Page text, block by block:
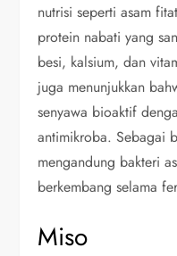
nutrisi seperti asam
protein nabati yang
besi, kalsium, dan
juga menunjukkan
senyawa bioaktif
antimikroba. Sebagai
mengandung bakteri
berkembang selama
Miso